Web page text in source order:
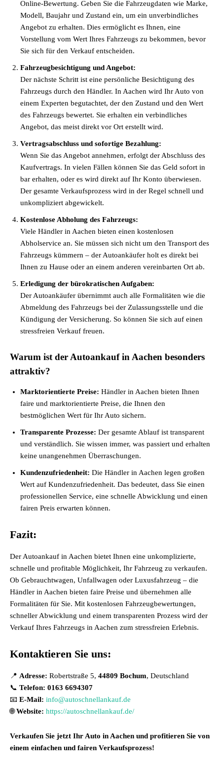
Online-Bewertung. Geben Sie die Fahrzeugdaten wie Marke,
Modell, Baujahr und Zustand ein, um ein unverbindliches
Angebot zu erhalten. Dies ermöglicht es Ihnen, eine
Vorstellung vom Wert Ihres Fahrzeugs zu bekommen, bevor
Sie sich für den Verkauf entscheiden.
Fahrzeugbesichtigung und Angebot:
Der nächste Schritt ist eine persönliche Besichtigung des
Fahrzeugs durch den Händler. In Aachen wird Ihr Auto von
einem Experten begutachtet, der den Zustand und den Wert
des Fahrzeugs bewertet. Sie erhalten ein verbindliches
Angebot, das meist direkt vor Ort erstellt wird.
Vertragsabschluss und sofortige Bezahlung:
Wenn Sie das Angebot annehmen, erfolgt der Abschluss des
Kaufvertrags. In vielen Fällen können Sie das Geld sofort in
bar erhalten, oder es wird direkt auf Ihr Konto überwiesen.
Der gesamte Verkaufsprozess wird in der Regel schnell und
unkompliziert abgewickelt.
Kostenlose Abholung des Fahrzeugs:
Viele Händler in Aachen bieten einen kostenlosen
Abholservice an. Sie müssen sich nicht um den Transport des
Fahrzeugs kümmern – der Autoankäufer holt es direkt bei
Ihnen zu Hause oder an einem anderen vereinbarten Ort ab.
Erledigung der bürokratischen Aufgaben:
Der Autoankäufer übernimmt auch alle Formalitäten wie die
Abmeldung des Fahrzeugs bei der Zulassungsstelle und die
Kündigung der Versicherung. So können Sie sich auf einen
stressfreien Verkauf freuen.
Warum ist der Autoankauf in Aachen besonders
attraktiv?
Marktorientierte Preise: Händler in Aachen bieten Ihnen
faire und marktorientierte Preise, die Ihnen den
bestmöglichen Wert für Ihr Auto sichern.
Transparente Prozesse: Der gesamte Ablauf ist transparent
und verständlich. Sie wissen immer, was passiert und erhalten
keine unangenehmen Überraschungen.
Kundenzufriedenheit: Die Händler in Aachen legen großen
Wert auf Kundenzufriedenheit. Das bedeutet, dass Sie einen
professionellen Service, eine schnelle Abwicklung und einen
fairen Preis erwarten können.
Fazit:
Der Autoankauf in Aachen bietet Ihnen eine unkomplizierte,
schnelle und profitable Möglichkeit, Ihr Fahrzeug zu verkaufen.
Ob Gebrauchtwagen, Unfallwagen oder Luxusfahrzeug – die
Händler in Aachen bieten faire Preise und übernehmen alle
Formalitäten für Sie. Mit kostenlosen Fahrzeugbewertungen,
schneller Abwicklung und einem transparenten Prozess wird der
Verkauf Ihres Fahrzeugs in Aachen zum stressfreien Erlebnis.
Kontaktieren Sie uns:
📍 Adresse: Robertstraße 5, 44809 Bochum, Deutschland
📞 Telefon: 0163 6694307
📧 E-Mail: info@autoschnellankauf.de
🌐Website: https://autoschnellankauf.de/
Verkaufen Sie jetzt Ihr Auto in Aachen und profitieren Sie von
einem einfachen und fairen Verkaufsprozess!